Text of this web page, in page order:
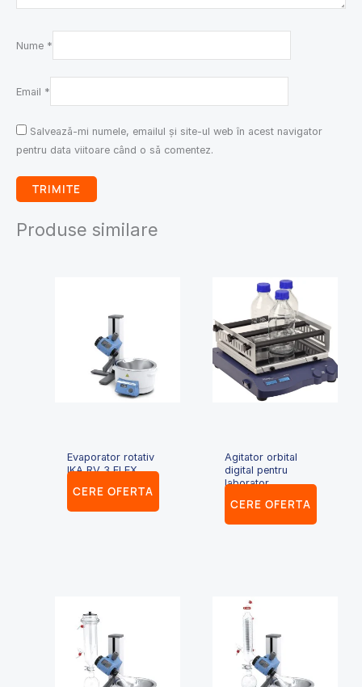
Nume *
Email *
Salvează-mi numele, emailul și site-ul web în acest navigator
pentru data viitoare când o să comentez.
Produse similare
Evaporator rotativ
IKA RV 3 FLEX
CERE OFERTA
Agitator orbital
digital pentru
laborator
CERE OFERTA